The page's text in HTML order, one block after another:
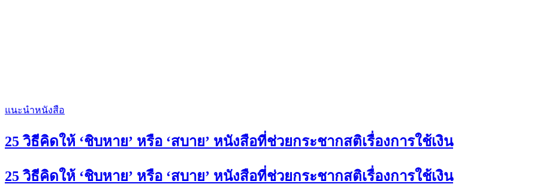
แนะนำหนังสือ
25 วิธีคิดให้ ‘ชิบหาย’ หรือ ‘สบาย’ หนังสือที่ช่วยกระชากสติเรื่องการใช้เงิน
25 วิธีคิดให้ ‘ชิบหาย’ หรือ ‘สบาย’ หนังสือที่ช่วยกระชากสติเรื่องการใช้เงิน